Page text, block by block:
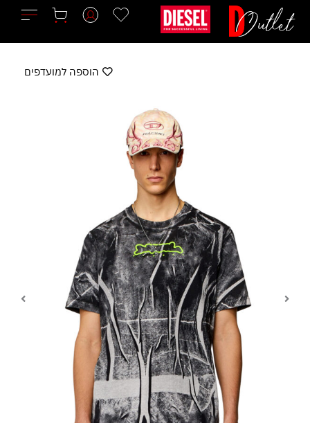
לתוכן
הוספה למועדפים